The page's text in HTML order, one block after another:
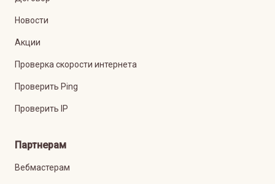
Новости
Акции
Проверка скорости интернета
Проверить Ping
Проверить IP
Партнерам
Вебмастерам